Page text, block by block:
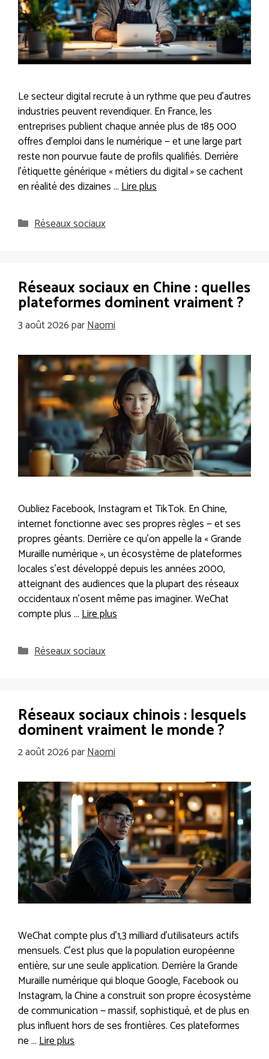
Le secteur digital recrute à un rythme que peu d’autres
industries peuvent revendiquer. En France, les
entreprises publient chaque année plus de 185 000
offres d’emploi dans le numérique — et une large part
reste non pourvue faute de profils qualifiés. Derrière
l’étiquette générique « métiers du digital » se cachent
en réalité des dizaines …Lire plus
Catégories
Réseaux sociaux
Réseaux sociaux en Chine : quelles
plateformes dominent vraiment ?
3 août 2026parNaomi
Oubliez Facebook, Instagram et TikTok. En Chine,
internet fonctionne avec ses propres règles — et ses
propres géants. Derrière ce qu’on appelle la « Grande
Muraille numérique », un écosystème de plateformes
locales s’est développé depuis les années 2000,
atteignant des audiences que la plupart des réseaux
occidentaux n’osent même pas imaginer. WeChat
compte plus …Lire plus
Catégories
Réseaux sociaux
Réseaux sociaux chinois : lesquels
dominent vraiment le monde ?
2 août 2026parNaomi
WeChat compte plus d’1,3 milliard d’utilisateurs actifs
mensuels. C’est plus que la population européenne
entière, sur une seule application. Derrière la Grande
Muraille numérique qui bloque Google, Facebook ou
Instagram, la Chine a construit son propre écosystème
de communication — massif, sophistiqué, et de plus en
plus influent hors de ses frontières. Ces plateformes
ne …Lire plus